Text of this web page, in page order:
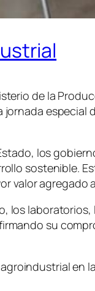
de la
especial
los
sostenible.
valor agregado
los laboratorios,
su
en